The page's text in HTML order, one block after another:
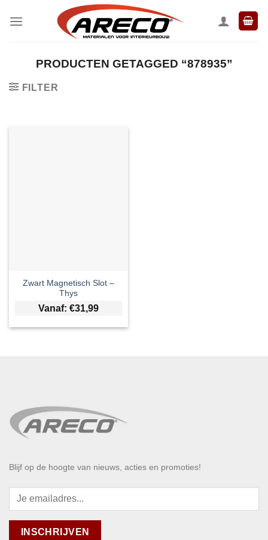
naar
PRODUCTEN GETAGGED “878935”
FILTER
Zwart Magnetisch Slot –
Thys
Vanaf: €31,99
Blijf op de hoogte van nieuws, acties en promoties!